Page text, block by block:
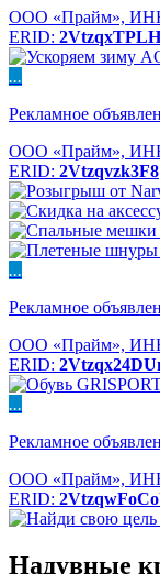
ООО «Прайм»,
ERID:
...
Рекламное
ООО «Прайм»,
ERID: 2Vtzqvzk3F8
...
Рекламное
ООО «Прайм»,
ERID:
...
Рекламное
ООО «Прайм»,
ERID:
Надувные